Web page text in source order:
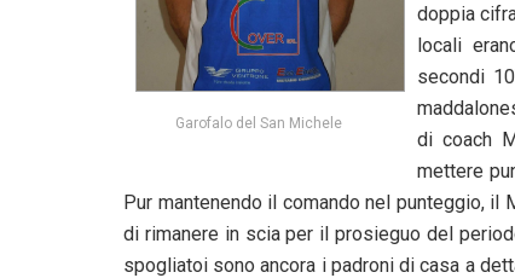
Garofalo del San Michele
doppia
locali
secondi
di coach
mettere
Pur mantenendo il comando nel punteggio, il
di rimanere in scia per il prosieguo del
spogliatoi sono ancora i padroni di casa a